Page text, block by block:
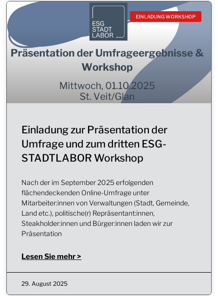
EINLADUNG WORKSHOP
Einladung zur Präsentation der
Umfrage und zum dritten ESG-
STADTLABOR Workshop
Nach der im September 2025 erfolgenden
flächendeckenden Online-Umfrage unter
Mitarbeiter:innen von Verwaltungen (Stadt, Gemeinde,
Land etc.), politische(r) Repräsentant:innen,
Steakholder:innen und Bürger:innen laden wir zur
Präsentation
Lesen Sie mehr >
29. August 2025